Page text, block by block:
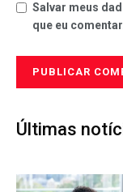
Salvar meus
que eu
Últimas